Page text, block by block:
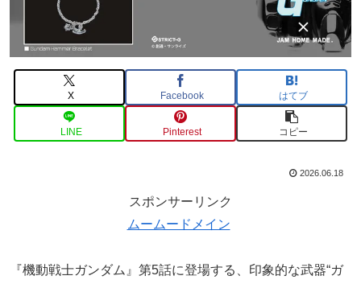
X Facebook はてブ
LINE Pinterest コピー
2026.06.18
スポンサーリンク
ムームードメイン
『機動戦士ガンダム』第5話に登場する、印象的な武器“ガ